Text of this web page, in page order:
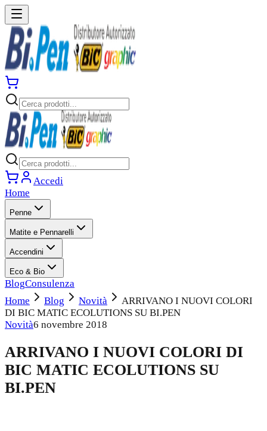
Accedi
Home
Penne
Matite e Pennarelli
Accendini
Eco & Bio
BlogConsulenza
Home
Blog Novità
ARRIVANO I NUOVI COLORI
DI BIC MATIC ECOLUTIONS SU BI.PEN
Novità6 novembre 2018
ARRIVANO I NUOVI COLORI DI
BIC MATIC ECOLUTIONS SU
BI.PEN